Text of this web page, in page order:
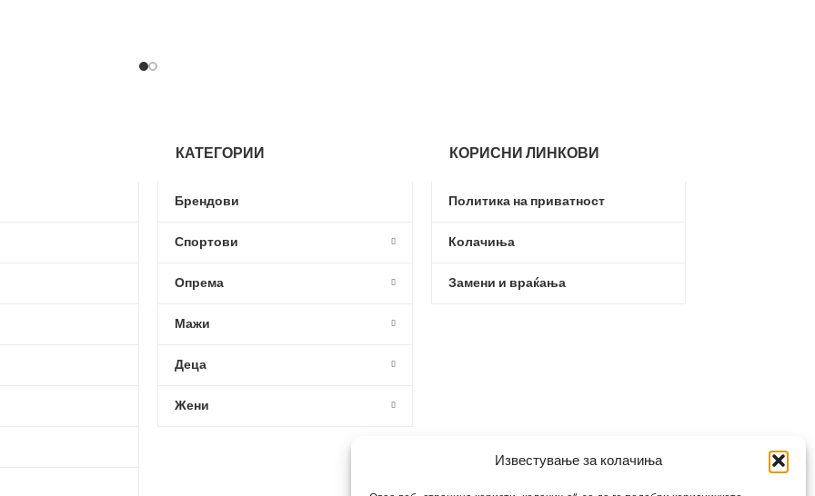
Известување за колачиња
КАТЕГОРИИ
Брендови
Спортови
Опрема
Мажи
Деца
Жени
КОРИСНИ ЛИНКОВИ
Политика на приватност
Колачиња
Замени и враќања